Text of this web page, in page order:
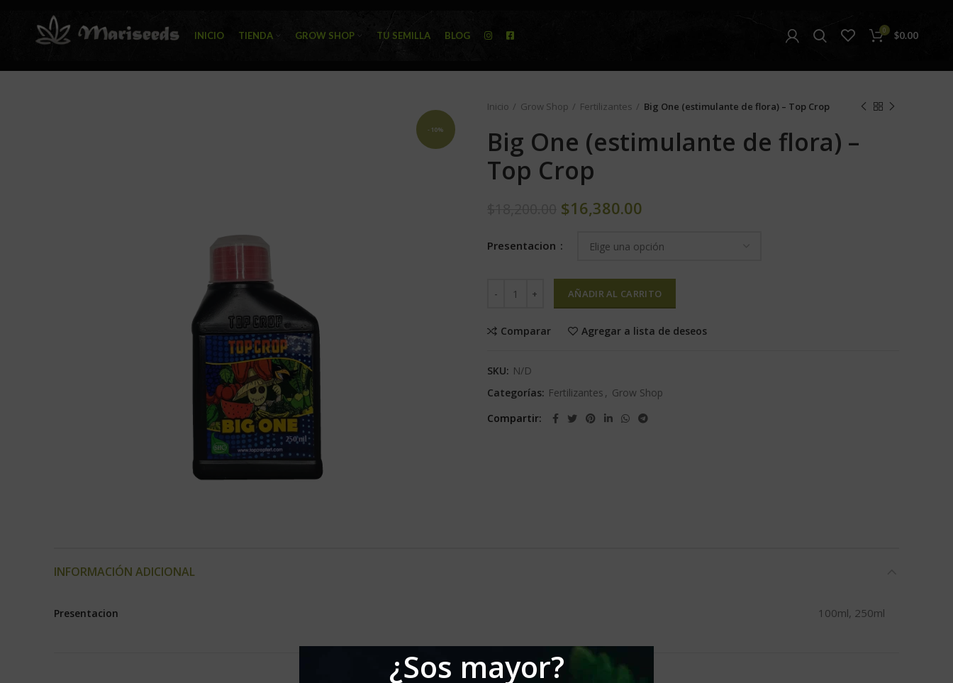
¿Sos mayor?
INICIO TIENDA GROW SHOP TU SEMILLA BLOG 0 $0.00
-10%
Inicio Grow Shop Fertilizantes Big One (estimulante de flora) – Top Crop
Big One (estimulante de flora) –
Top Crop
$16,380.00
Presentacion
AÑADIR AL CARRITO
Comparar Agregar a lista de deseos
SKU: N/D
Categorías: Fertilizantes , Grow Shop
Compartir
INFORMACIÓN ADICIONAL
Presentacion 100ml, 250ml